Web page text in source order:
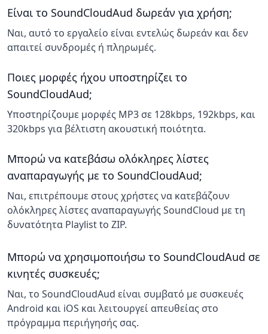
Είναι το SoundCloudAud δωρεάν για χρήση;
Ναι, αυτό το εργαλείο είναι εντελώς δωρεάν και δεν
απαιτεί συνδρομές ή πληρωμές.
Ποιες μορφές ήχου υποστηρίζει το
SoundCloudAud;
Υποστηρίζουμε μορφές MP3 σε 128kbps, 192kbps, και
320kbps για βέλτιστη ακουστική ποιότητα.
Μπορώ να κατεβάσω ολόκληρες λίστες
αναπαραγωγής με το SoundCloudAud;
Ναι, επιτρέπουμε στους χρήστες να κατεβάζουν
ολόκληρες λίστες αναπαραγωγής SoundCloud με τη
δυνατότητα Playlist to ZIP.
Μπορώ να χρησιμοποιήσω το SoundCloudAud σε
κινητές συσκευές;
Ναι, το SoundCloudAud είναι συμβατό με συσκευές
Android και iOS και λειτουργεί απευθείας στο
πρόγραμμα περιήγησής σας.